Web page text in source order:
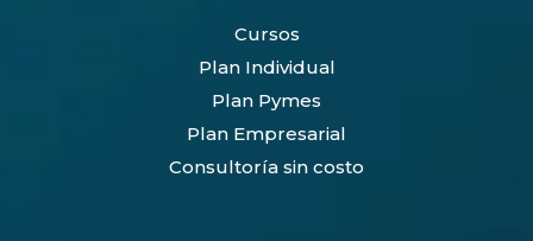
Cursos
Plan Individual
Plan Pymes
Plan Empresarial
Consultoría sin costo